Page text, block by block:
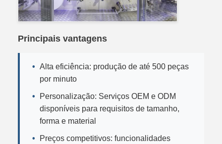
Principais vantagens
Alta eficiência: produção de até 500 peças
por minuto
Personalização: Serviços OEM e ODM
disponíveis para requisitos de tamanho,
forma e material
Preços competitivos: funcionalidades